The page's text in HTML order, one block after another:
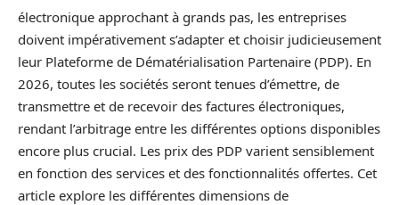
électronique approchant à grands pas, les entreprises
doivent impérativement s’adapter et choisir judicieusement
leur Plateforme de Dématérialisation Partenaire (PDP). En
2026, toutes les sociétés seront tenues d’émettre, de
transmettre et de recevoir des factures électroniques,
rendant l’arbitrage entre les différentes options disponibles
encore plus crucial. Les prix des PDP varient sensiblement
en fonction des services et des fonctionnalités offertes. Cet
article explore les différentes dimensions de